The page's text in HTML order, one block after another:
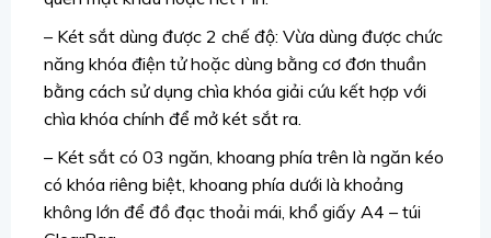
– Két sắt dùng được 2 chế độ: Vừa dùng được chức
năng khóa điện tử hoặc dùng bằng cơ đơn thuần
bằng cách sử dụng chìa khóa giải cứu kết hợp với
chìa khóa chính để mở két sắt ra.
– Két sắt có 03 ngăn, khoang phía trên là ngăn kéo
có khóa riêng biệt, khoang phía dưới là khoảng
không lớn để đồ đạc thoải mái, khổ giấy A4 – túi